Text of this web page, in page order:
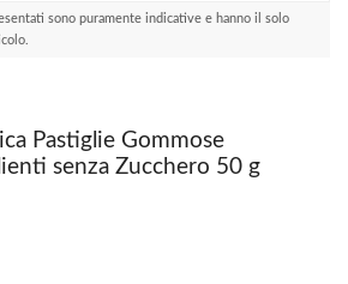
sono puramente indicative e hanno il solo
Pastiglie Gommose
senza Zucchero 50 g